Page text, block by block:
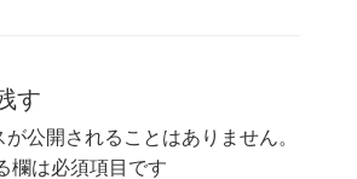
す
が公開されることはありません。
欄は必須項目です